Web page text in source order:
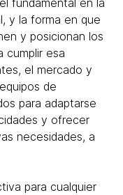
fundamental en la
y la forma en que
y posicionan los
cumplir esa
el mercado y
de
para adaptarse
y ofrecer
necesidades, a
para cualquier